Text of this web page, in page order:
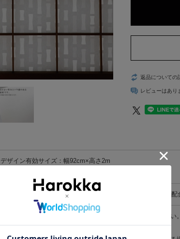
返品についての
レビューはあり
デザイン有効サイズ：幅92cm×高さ2m
パルプ60％／化学繊維・ビニロンバインダー40％（けい光剤配
※貼る際には、濃い（固めの）でんぷんのりをご使用ください。
※のりが完全に乾くまで、霧吹きはお避けください。